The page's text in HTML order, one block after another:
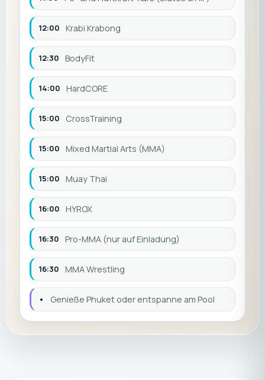
12:00 Krabi Krabong
12:30 BodyFit
14:00 HardCORE
15:00 CrossTraining
15:00 Mixed Martial Arts (MMA)
15:00 Muay Thai
16:00 HYROX
16:30 Pro-MMA (nur auf Einladung)
16:30 MMA Wrestling
• Genieße Phuket oder entspanne am Pool